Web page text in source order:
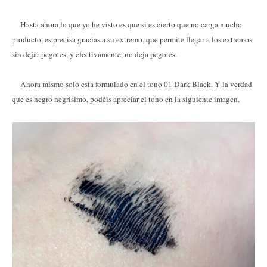
Hasta ahora lo que yo he visto es que si es cierto que no carga mucho
producto, es precisa gracias a su extremo, que permite llegar a los extremos
sin dejar pegotes, y efectivamente, no deja pegotes.
Ahora mismo solo esta formulado en el tono 01 Dark Black. Y la verdad
que es negro negrisimo, podéis apreciar el tono en la siguiente imagen.